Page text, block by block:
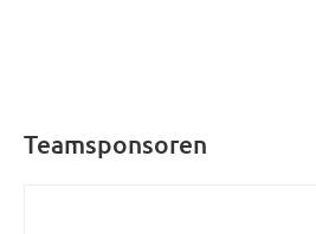
Teamsponsoren